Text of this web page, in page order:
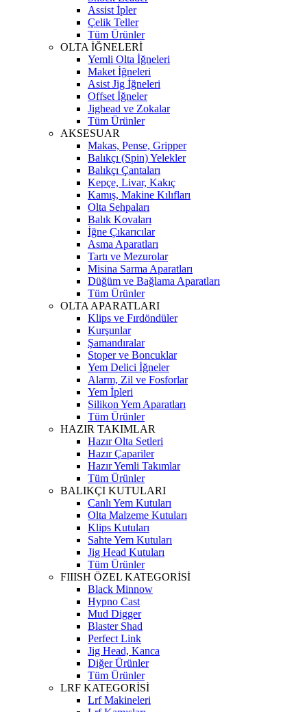
Assist İpler
Çelik Teller
Tüm Ürünler
OLTA İĞNELERİ
Yemli Olta İğneleri
Maket İğneleri
Asist Jig İğneleri
Offset İğneler
Jighead ve Zokalar
Tüm Ürünler
AKSESUAR
Makas, Pense, Gripper
Balıkçı (Spin) Yelekler
Balıkçı Çantaları
Kepçe, Livar, Kakıç
Kamış, Makine Kılıfları
Olta Sehpaları
Balık Kovaları
İğne Çıkarıcılar
Asma Aparatları
Tartı ve Mezurolar
Misina Sarma Aparatları
Düğüm ve Bağlama Aparatları
Tüm Ürünler
OLTA APARATLARI
Klips ve Fırdöndüler
Kurşunlar
Şamandıralar
Stoper ve Boncuklar
Yem Delici İğneler
Alarm, Zil ve Fosforlar
Yem İpleri
Silikon Yem Aparatları
Tüm Ürünler
HAZIR TAKIMLAR
Hazır Olta Setleri
Hazır Çapariler
Hazır Yemli Takımlar
Tüm Ürünler
BALIKÇI KUTULARI
Canlı Yem Kutuları
Olta Malzeme Kutuları
Klips Kutuları
Sahte Yem Kutuları
Jig Head Kutuları
Tüm Ürünler
FIIISH ÖZEL KATEGORİSİ
Black Minnow
Hypno Cast
Mud Digger
Blaster Shad
Perfect Link
Jig Head, Kanca
Diğer Ürünler
Tüm Ürünler
LRF KATEGORİSİ
Lrf Makineleri